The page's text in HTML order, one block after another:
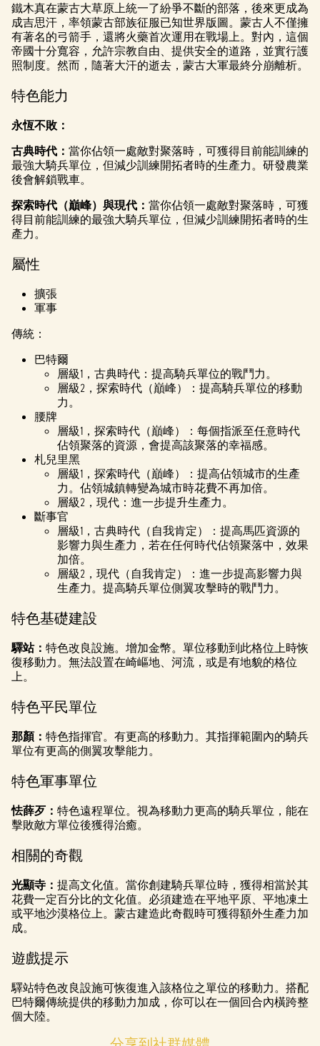
鐵木真在蒙古大草原上統一了紛爭不斷的部落，後來更成為
成吉思汗，率領蒙古部族征服已知世界版圖。蒙古人不僅擁
有著名的弓箭手，還將火藥首次運用在戰場上。對內，這個
帝國十分寬容，允許宗教自由、提供安全的道路，並實行護
照制度。然而，隨著大汗的逝去，蒙古大軍最終分崩離析。
特色能力
永恆不敗：
古典時代： 當你佔領一處敵對聚落時，可獲得目前能訓練的
最強大騎兵單位，但減少訓練開拓者時的生產力。研發農業
後會解鎖戰車。
探索時代（巔峰）與現代： 當你佔領一處敵對聚落時，可獲
得目前能訓練的最強大騎兵單位，但減少訓練開拓者時的生
產力。
屬性
擴張
軍事
傳統：
巴特爾
層級1，古典時代：提高騎兵單位的戰鬥力。
層級2，探索時代（巔峰）：提高騎兵單位的移動
力。
腰牌
層級1，探索時代（巔峰）：每個指派至任意時代
佔領聚落的資源，會提高該聚落的幸福感。
札兒里黑
層級1，探索時代（巔峰）：提高佔領城市的生產
力。佔領城鎮轉變為城市時花費不再加倍。
層級2，現代：進一步提升生產力。
斷事官
層級1，古典時代（自我肯定）：提高馬匹資源的
影響力與生產力，若在任何時代佔領聚落中，效果
加倍。
層級2，現代（自我肯定）：進一步提高影響力與
生產力。提高騎兵單位側翼攻擊時的戰鬥力。
特色基礎建設
驛站： 特色改良設施。增加金幣。單位移動到此格位上時恢
復移動力。無法設置在崎嶇地、河流，或是有地貌的格位
上。
特色平民單位
那顏： 特色指揮官。有更高的移動力。其指揮範圍內的騎兵
單位有更高的側翼攻擊能力。
特色軍事單位
怯薛歹： 特色遠程單位。視為移動力更高的騎兵單位，能在
擊敗敵方單位後獲得治癒。
相關的奇觀
光顯寺： 提高文化值。當你創建騎兵單位時，獲得相當於其
花費一定百分比的文化值。必須建造在平地平原、平地凍土
或平地沙漠格位上。蒙古建造此奇觀時可獲得額外生產力加
成。
遊戲提示
驛站特色改良設施可恢復進入該格位之單位的移動力。搭配
巴特爾傳統提供的移動力加成，你可以在一個回合內橫跨整
個大陸。